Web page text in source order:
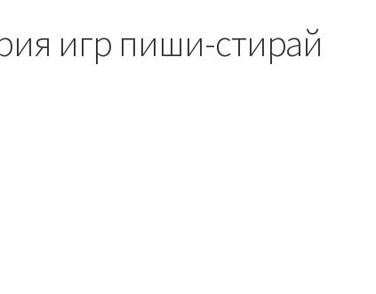
игр пиши-стирай